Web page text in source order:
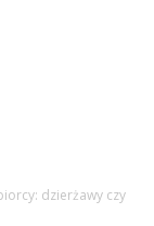
dzierżawy czy